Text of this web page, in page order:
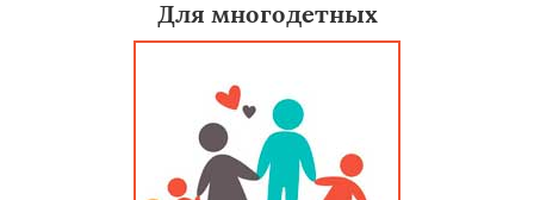
Для многодетных